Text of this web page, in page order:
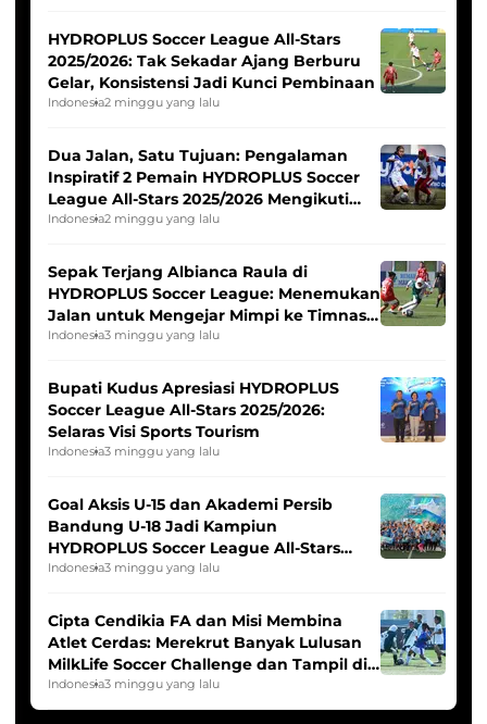
HYDROPLUS Soccer League All-Stars
2025/2026: Tak Sekadar Ajang Berburu
Gelar, Konsistensi Jadi Kunci Pembinaan
Indonesia2 minggu yang lalu
Dua Jalan, Satu Tujuan: Pengalaman
Inspiratif 2 Pemain HYDROPLUS Soccer
League All-Stars 2025/2026 Mengikuti
Seleksi Timnas Indonesia Putri
Indonesia2 minggu yang lalu
Sepak Terjang Albianca Raula di
HYDROPLUS Soccer League: Menemukan
Jalan untuk Mengejar Mimpi ke Timnas
Indonesia Putri
Indonesia3 minggu yang lalu
Bupati Kudus Apresiasi HYDROPLUS
Soccer League All-Stars 2025/2026:
Selaras Visi Sports Tourism
Indonesia3 minggu yang lalu
Goal Aksis U-15 dan Akademi Persib
Bandung U-18 Jadi Kampiun
HYDROPLUS Soccer League All-Stars
2025/2026
Indonesia3 minggu yang lalu
Cipta Cendikia FA dan Misi Membina
Atlet Cerdas: Merekrut Banyak Lulusan
MilkLife Soccer Challenge dan Tampil di
HYDROPLUS Soccer League
Indonesia3 minggu yang lalu